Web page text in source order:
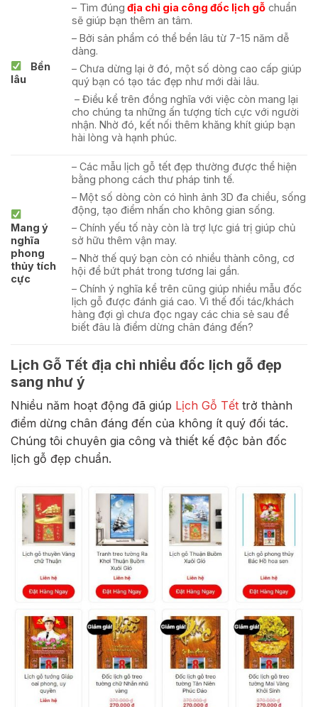
Bền
lâu
– Tìm đúng địa chỉ gia công đốc lịch gỗ chuẩn
sẽ giúp bạn thêm an tâm.
– Bởi sản phẩm có thể bền lâu từ 7-15 năm dễ
dàng.
– Chưa dừng lại ở đó, một số dòng cao cấp giúp
quý bạn có tạo tác đẹp như mới dài lâu.
– Điều kể trên đồng nghĩa với việc còn mang lại
cho chúng ta những ấn tượng tích cực với người
nhận. Nhờ đó, kết nối thêm khăng khít giúp bạn
hài lòng và hạnh phúc.
Mang ý
nghĩa
phong
thủy tích
cực
– Các mẫu lịch gỗ tết đẹp thường được thể hiện
bằng phong cách thư pháp tinh tế.
– Một số dòng còn có hình ảnh 3D đa chiều, sống
động, tạo điểm nhấn cho không gian sống.
– Chính yếu tố này còn là trợ lực giá trị giúp chủ
sở hữu thêm vận may.
– Nhờ thế quý bạn còn có nhiều thành công, cơ
hội để bứt phát trong tương lai gần.
– Chính ý nghĩa kể trên cũng giúp nhiều mẫu đốc
lịch gỗ được đánh giá cao. Vì thế đối tác/khách
hàng đợi gì chưa đọc ngay các chia sẻ sau để
biết đâu là điểm dừng chân đáng đến?
Lịch Gỗ Tết địa chỉ nhiều đốc lịch gỗ đẹp
sang như ý
Nhiều năm hoạt động đã giúp Lịch Gỗ Tết trở thành
điểm dừng chân đáng đến của không ít quý đối tác.
Chúng tôi chuyên gia công và thiết kế độc bản đốc
lịch gỗ đẹp chuẩn.